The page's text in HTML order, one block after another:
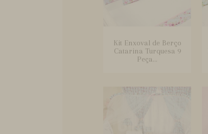
Kit Enxoval de Berço
Catarina Turquesa 9
Peça...